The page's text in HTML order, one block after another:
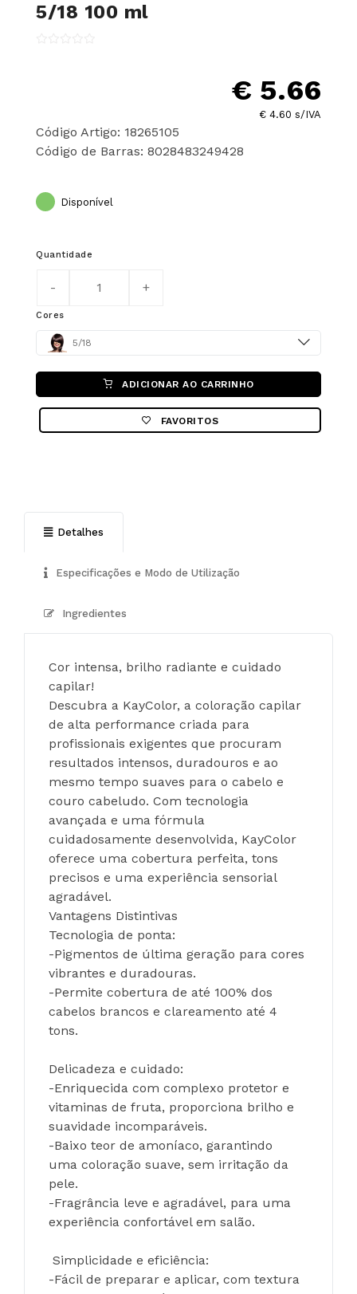
5/18 100 ml
€ 5.66
€ 4.60 s/IVA
Código Artigo: 18265105
Código de Barras: 8028483249428
Disponível
Quantidade
Cores
Color 5/18
ADICIONAR AO CARRINHO
FAVORITOS
Detalhes
Especificações e Modo de Utilização
Ingredientes
Cor intensa, brilho radiante e cuidado
capilar!
Descubra a KayColor, a coloração capilar
de alta performance criada para
profissionais exigentes que procuram
resultados intensos, duradouros e ao
mesmo tempo suaves para o cabelo e
couro cabeludo. Com tecnologia
avançada e uma fórmula
cuidadosamente desenvolvida, KayColor
oferece uma cobertura perfeita, tons
precisos e uma experiência sensorial
agradável.
Vantagens Distintivas
Tecnologia de ponta:
-Pigmentos de última geração para cores
vibrantes e duradouras.
-Permite cobertura de até 100% dos
cabelos brancos e clareamento até 4
tons.
Delicadeza e cuidado:
-Enriquecida com complexo protetor e
vitaminas de fruta, proporciona brilho e
suavidade incomparáveis.
-Baixo teor de amoníaco, garantindo
uma coloração suave, sem irritação da
pele.
-Fragrância leve e agradável, para uma
experiência confortável em salão.
Simplicidade e eficiência:
-Fácil de preparar e aplicar, com textura